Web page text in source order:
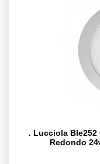
. Lucciola Ble252
Redondo